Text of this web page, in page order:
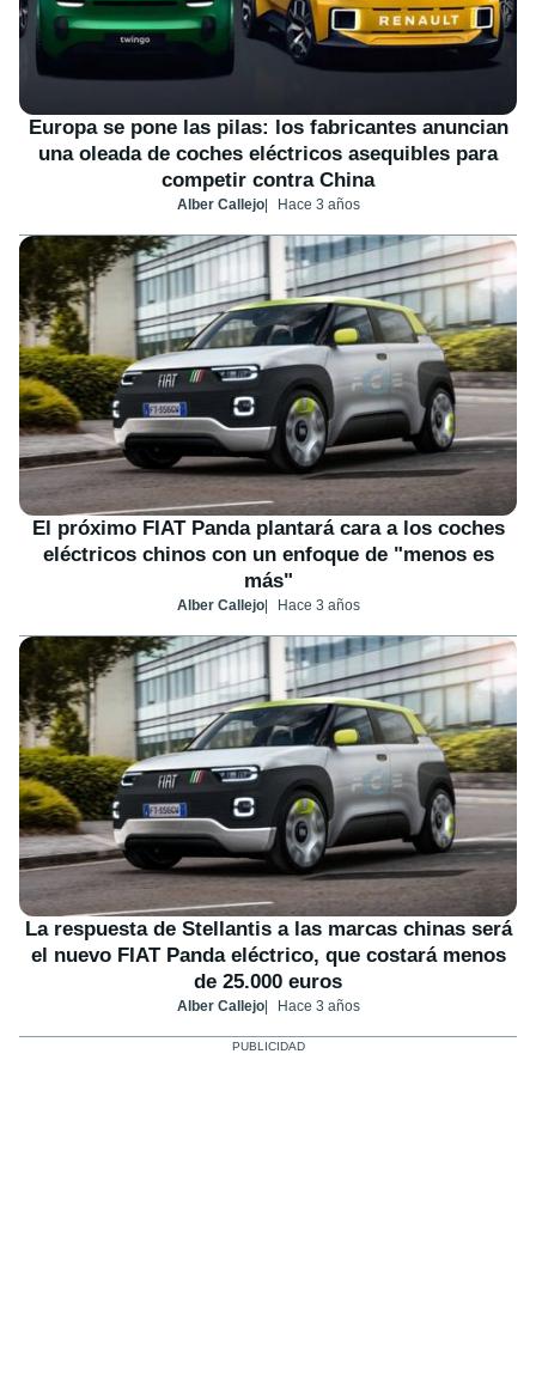
Europa se pone las pilas: los fabricantes anuncian
una oleada de coches eléctricos asequibles para
competir contra China
Alber Callejo Hace 3 años
El próximo FIAT Panda plantará cara a los coches
eléctricos chinos con un enfoque de "menos es
más"
Alber Callejo Hace 3 años
La respuesta de Stellantis a las marcas chinas será
el nuevo FIAT Panda eléctrico, que costará menos
de 25.000 euros
Alber Callejo Hace 3 años